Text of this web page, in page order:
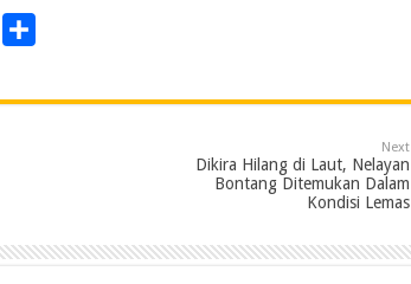
a
Next
Dikira Hilang di Laut, Nelayan
Bontang Ditemukan Dalam
Kondisi Lemas